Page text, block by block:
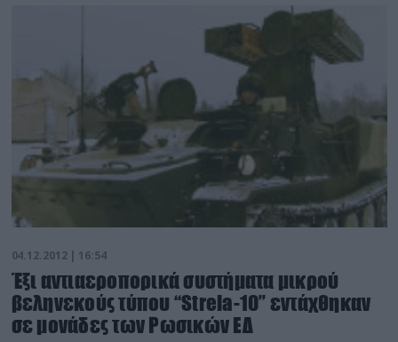
Νότιας Κορέας. Όπως προκύπτει από τα στοιχεία
τους, ο εφοδιασμός του πυραύλου Unha-3 με
καύσιμα μπορεί να αρχίσει ήδη το Σάββατο. […]
04.12.2012 | 16:54
Έξι αντιαεροπορικά συστήματα μικρού
βεληνεκούς τύπου “Strela-10” εντάχθηκαν
σε μονάδες των Ρωσικών ΕΔ